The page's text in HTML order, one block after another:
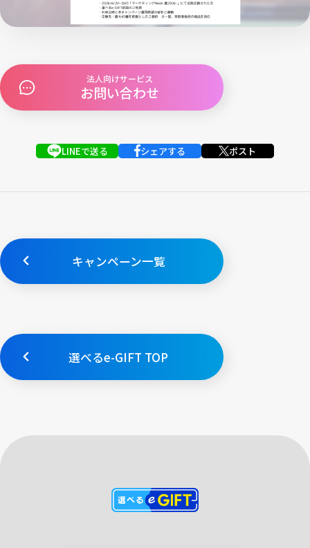
法人向けサービス
お問い合わせ
LINEで送る シェアする ポスト
キャンペーン一覧
選べるe-GIFT TOP